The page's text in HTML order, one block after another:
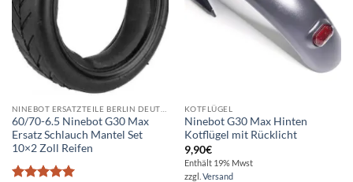
60/70-6.5 Ninebot G30 Max
Ersatz Schlauch Mantel Set
10×2 Zoll Reifen
KOTFLÜGEL
Ninebot G30 Max Hinten
Kotflügel mit Rücklicht
9,90€
Enthält 19% Mwst
zzgl. Versand